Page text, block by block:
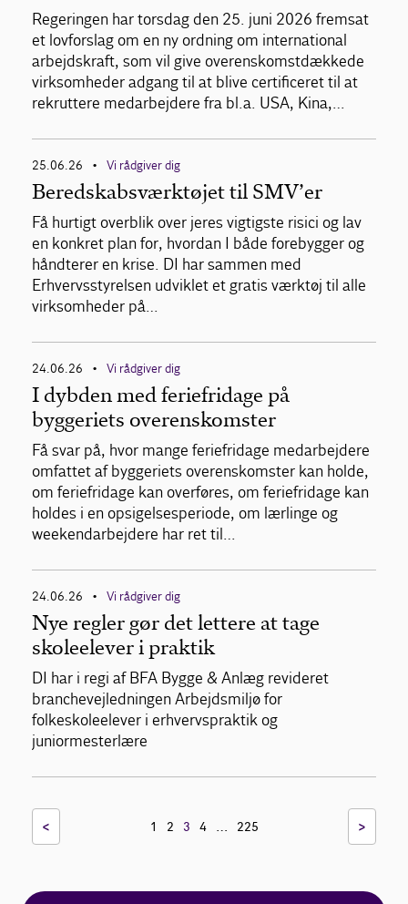
Regeringen har torsdag den 25. juni 2026 fremsat
et lovforslag om en ny ordning om international
arbejdskraft, som vil give overenskomstdækkede
virksomheder adgang til at blive certificeret til at
rekruttere medarbejdere fra bl.a. USA, Kina,…
25.06.26 • Vi rådgiver dig
Beredskabsværktøjet til SMV’er
Få hurtigt overblik over jeres vigtigste risici og lav
en konkret plan for, hvordan I både forebygger og
håndterer en krise. DI har sammen med
Erhvervsstyrelsen udviklet et gratis værktøj til alle
virksomheder på…
24.06.26 • Vi rådgiver dig
I dybden med feriefridage på
byggeriets overenskomster
Få svar på, hvor mange feriefridage medarbejdere
omfattet af byggeriets overenskomster kan holde,
om feriefridage kan overføres, om feriefridage kan
holdes i en opsigelsesperiode, om lærlinge og
weekendarbejdere har ret til…
24.06.26 • Vi rådgiver dig
Nye regler gør det lettere at tage
skoleelever i praktik
DI har i regi af BFA Bygge & Anlæg revideret
branchevejledningen Arbejdsmiljø for
folkeskoleelever i erhvervspraktik og
juniormesterlære
< 1 2 3 4 … 225 >